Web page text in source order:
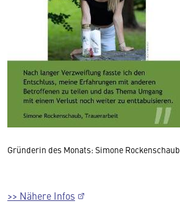
Gründerin des Monats: Simone Rockenschaub
>> Nähere Infos